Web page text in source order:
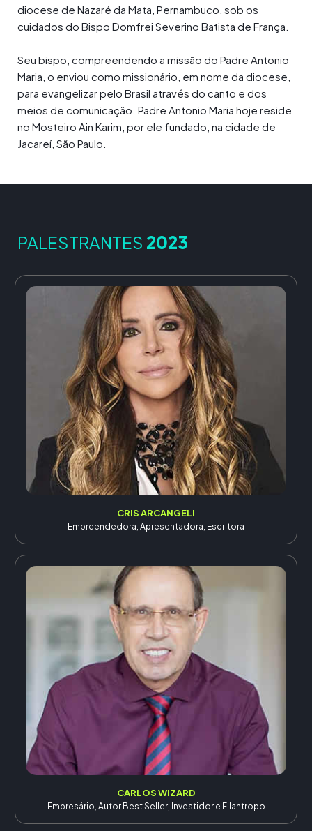
diocese de Nazaré da Mata, Pernambuco, sob os
cuidados do Bispo Domfrei Severino Batista de França.
Seu bispo, compreendendo a missão do Padre Antonio
Maria, o enviou como missionário, em nome da diocese,
para evangelizar pelo Brasil através do canto e dos
meios de comunicação. Padre Antonio Maria hoje reside
no Mosteiro Ain Karim, por ele fundado, na cidade de
Jacareí, São Paulo.
PALESTRANTES 2023
CRIS ARCANGELI
Empreendedora, Apresentadora, Escritora
CARLOS WIZARD
Empresário, Autor Best Seller, Investidor e Filantropo